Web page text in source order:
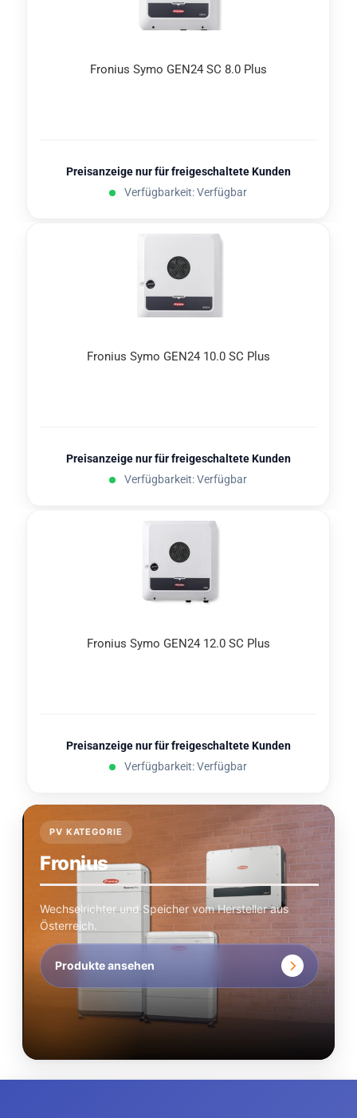
Fro­ni­us Symo GEN24 SC 8.0 Plus
Preisanzeige nur für freigeschaltete Kunden
Verfügbarkeit: Verfügbar
Fro­ni­us Symo GEN24 10.0 SC Plus
Preisanzeige nur für freigeschaltete Kunden
Verfügbarkeit: Verfügbar
Fro­ni­us Symo GEN24 12.0 SC Plus
Preisanzeige nur für freigeschaltete Kunden
Verfügbarkeit: Verfügbar
PV KATEGORIE
Fronius
Wechselrichter und Speicher vom Hersteller aus
Österreich.
Produkte ansehen